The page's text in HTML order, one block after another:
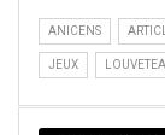
ANICENS
JEUX